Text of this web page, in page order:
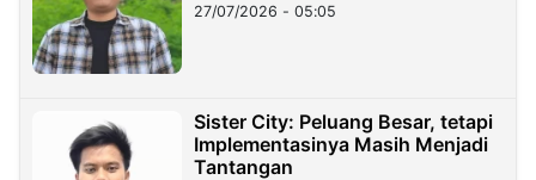
27/07/2026 - 05:05
Sister City: Peluang Besar, tetapi
Implementasinya Masih Menjadi
Tantangan